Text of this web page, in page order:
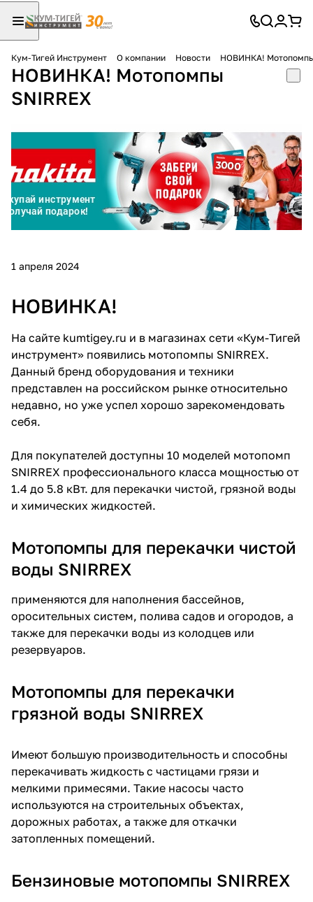
Кум-Тигей Инструмент О компании Новости НОВИНКА! Мотопомпы
НОВИНКА! Мотопомпы
SNIRREX
1 апреля 2024
НОВИНКА!
На сайте kumtigey.ru и в магазинах сети «Кум-Тигей
инструмент» появились мотопомпы SNIRREX.
Данный бренд оборудования и техники
представлен на российском рынке относительно
недавно, но уже успел хорошо зарекомендовать
себя.
Для покупателей доступны 10 моделей мотопомп
SNIRREX профессионального класса мощностью от
1.4 до 5.8 кВт. для перекачки чистой, грязной воды
и химических жидкостей.
Мотопомпы для перекачки чистой
воды SNIRREX
применяются для наполнения бассейнов,
оросительных систем, полива садов и огородов, а
также для перекачки воды из колодцев или
резервуаров.
Мотопомпы для перекачки
грязной воды SNIRREX
Имеют большую производительность и способны
перекачивать жидкость с частицами грязи и
мелкими примесями. Такие насосы часто
используются на строительных объектах,
дорожных работах, а также для откачки
затопленных помещений.
Бензиновые мотопомпы SNIRREX
Для клиентов всех банков
Разбейте
оплатуна части
без переплат
График платежей
25%
Добавляйте товары
в корзину
Оплачивайте сегодня только
25
% картой любого банка
Получайте товар
выбранный способом
по25% каждые 2 недели
Подробнее
об оплате Плайтом
раз в 2
недели
Остались вопросы?